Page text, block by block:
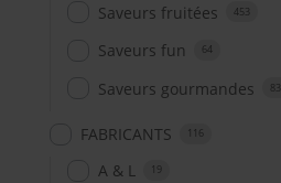
Saveurs fruitées 453
Saveurs fun 64
Saveurs gourmandes 83
FABRICANTS 116
A & L 19